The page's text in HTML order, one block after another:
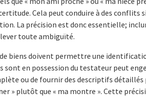
Cela peut conduire à des conflits
La précision est donc essentielle;
toute ambiguïté.
biens doivent permettre une
sont en possession du testateur peut
ou de fournir des descriptifs détaillés
» plutôt que « ma montre ». Cette